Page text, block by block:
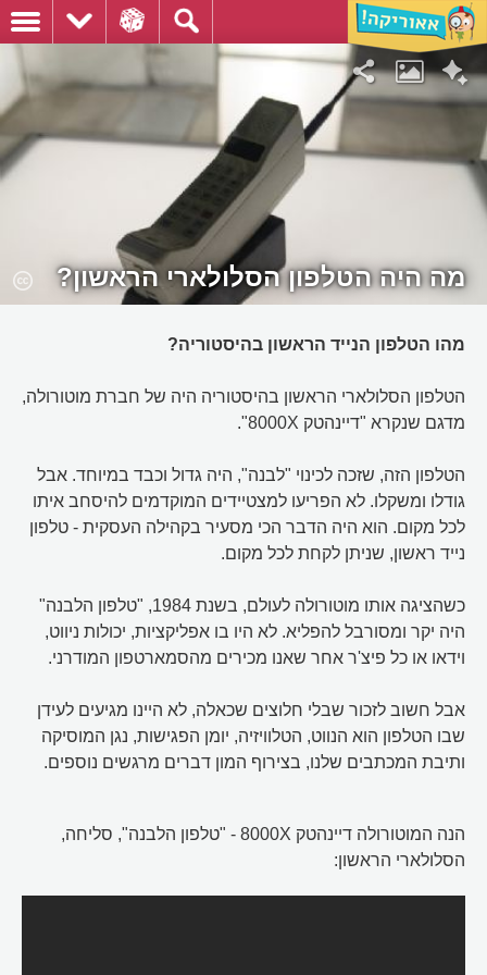
מה היה הטלפון הסלולארי הראשון?
מהו הטלפון הנייד הראשון בהיסטוריה?
הטלפון הסלולארי הראשון בהיסטוריה היה של חברת מוטורולה,
מדגם שנקרא "דיינהטק 8000X".
הטלפון הזה, שזכה לכינוי "לבנה", היה גדול וכבד במיוחד. אבל
גודלו ומשקלו. לא הפריעו למצטיידים המוקדמים להיסחב איתו
לכל מקום. הוא היה הדבר הכי מסעיר בקהילה העסקית - טלפון
נייד ראשון, שניתן לקחת לכל מקום.
כשהציגה אותו מוטורולה לעולם, בשנת 1984, "טלפון הלבנה"
היה יקר ומסורבל להפליא. לא היו בו אפליקציות, יכולות ניווט,
וידאו או כל פיצ'ר אחר שאנו מכירים מהסמארטפון המודרני.
אבל חשוב לזכור שבלי חלוצים שכאלה, לא היינו מגיעים לעידן
שבו הטלפון הוא הנווט, הטלוויזיה, יומן הפגישות, נגן המוסיקה
ותיבת המכתבים שלנו, בצירוף המון דברים מרגשים נוספים.
הנה המוטורולה דיינהטק 8000X - "טלפון הלבנה", סליחה,
הסלולארי הראשון: